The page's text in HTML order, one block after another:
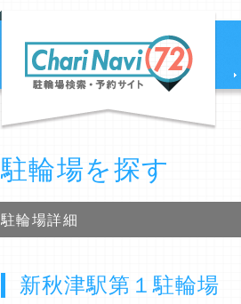
駐輪場を探す
駐輪場詳細
新秋津駅第１駐輪場